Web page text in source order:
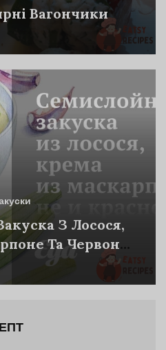
Вагончики
З Лосося,
Та Червоної
Ікри